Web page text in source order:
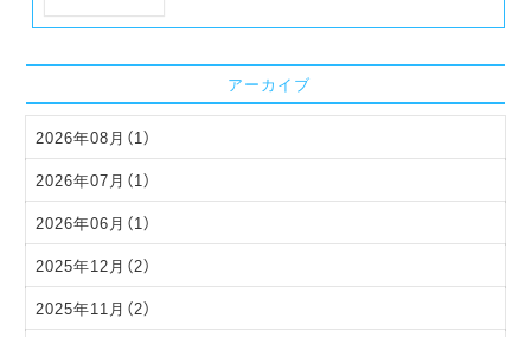
アーカイブ
2026年08月（1）
2026年07月（1）
2026年06月（1）
2025年12月（2）
2025年11月（2）